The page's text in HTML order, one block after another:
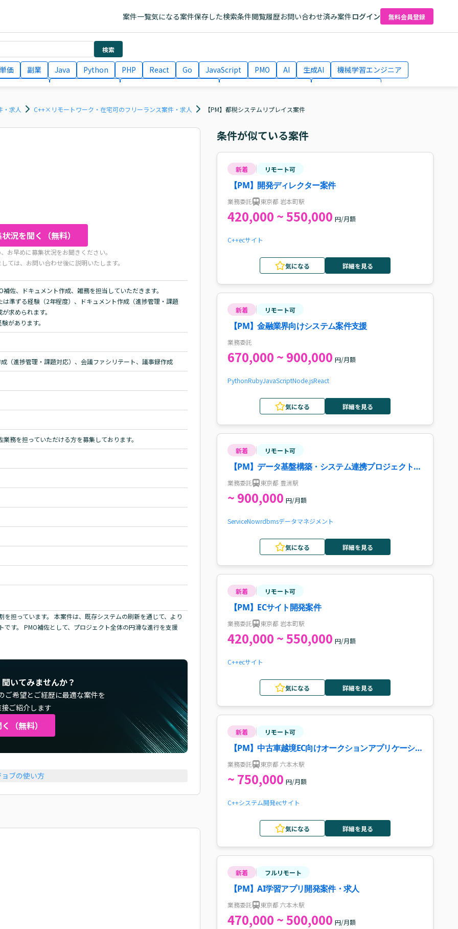
案件一覧気になる案件保存した検索条件閲覧履歴お問い合わせ済み案件ログイン 無料会員登録
検索
価 副業 Java Python PHP React Go JavaScript PMO AI 生成AI
機械学習エンジニア
月収100万円 業務委託
・求人 C++×リモートワーク・在宅可のフリーランス案件・求人 【PM】都税システムリプレイス案件
況を聞く（無料）
お早めに募集状況をお聞きください。
ては、お問い合わせ後に説明いたします。
佐、ドキュメント作成、雑務を担当していただきます。
準ずる経験（2年程度）、ドキュメント作成（進捗管理・課題
求められます。
があります。
（進捗管理・課題対応）、会議ファシリテート、議事録作成
務を担っていただける方を募集しております。
担っています。 本案件は、既存システムの刷新を通じて、より
す。 PMO補佐として、プロジェクト全体の円滑な進行を支援
いてみませんか？
ご希望とご経歴に最適な案件を
ご紹介します
（無料）
ブの使い方
条件が似ている案件
新着 リモート可
【PM】開発ディレクター案件
業務委託 東京都 岩本町駅
420,000 ~ 550,000 円/月額
C++ecサイト
気になる 詳細を見る
新着 リモート可
【PM】金融業界向けシステム案件支援
業務委託
670,000 ~ 900,000 円/月額
PythonRubyJavaScriptNode.jsReact
気になる 詳細を見る
新着 リモート可
【PM】データ基盤構築・システム連携プロジェクト案
件・求人
業務委託 東京都 豊洲駅
~ 900,000 円/月額
ServiceNowrdbmsデータマネジメント
気になる 詳細を見る
新着 リモート可
【PM】ECサイト開発案件
業務委託 東京都 岩本町駅
420,000 ~ 550,000 円/月額
C++ecサイト
気になる 詳細を見る
新着 リモート可
【PM】中古車越境EC向けオークションアプリケーショ
ン開発案件・求人
業務委託 東京都 六本木駅
~ 750,000 円/月額
C++システム開発ecサイト
気になる 詳細を見る
新着 フルリモート
【PM】AI学習アプリ開発案件・求人
業務委託 東京都 六本木駅
470,000 ~ 500,000 円/月額